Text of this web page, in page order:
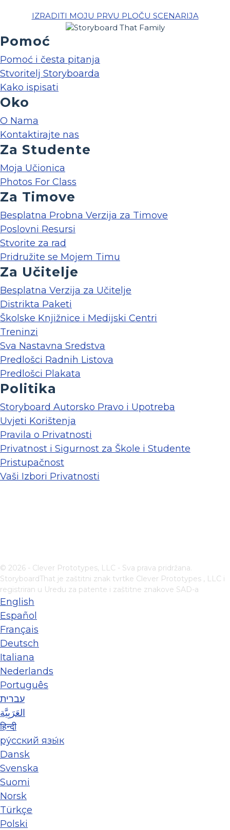
IZRADITI MOJU PRVU PLOČU SCENARIJA
Pomoć
Pomoć i česta pitanja
Stvoritelj Storyboarda
Kako ispisati
Oko
O Nama
Kontaktirajte nas
Za Studente
Moja Učionica
Photos For Class
Za Timove
Besplatna Probna Verzija za Timove
Poslovni Resursi
Stvorite za rad
Pridružite se Mojem Timu
Za Učitelje
Besplatna Verzija za Učitelje
Distrikta Paketi
Školske Knjižnice i Medijski Centri
Treninzi
Sva Nastavna Sredstva
Predlošci Radnih Listova
Predlošci Plakata
Politika
Storyboard Autorsko Pravo i Upotreba
Uvjeti Korištenja
Pravila o Privatnosti
Privatnost i Sigurnost za Škole i Studente
Pristupačnost
Vaši Izbori Privatnosti
© 2026 - Clever Prototypes, LLC - Sva prava pridržana.
StoryboardThat je zaštitni znak tvrtke Clever Prototypes , LLC i
registriran u Uredu za patente i zaštitne znakove SAD-a
English
Español
Français
Deutsch
Italiana
Nederlands
Português
עברית
العَرَبِيَّة
हिन्दी
ру́сский язы́к
Dansk
Svenska
Suomi
Norsk
Türkçe
Polski